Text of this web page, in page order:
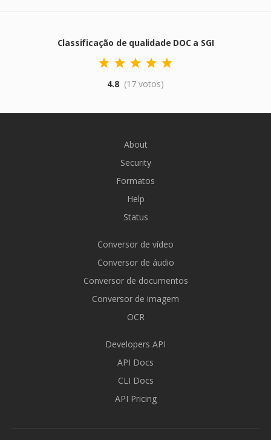
Classificação de qualidade DOC a SGI
4.8 (17 votos)
About
Security
Formatos
Help
Status
Conversor de vídeo
Conversor de áudio
Conversor de documentos
Conversor de imagem
OCR
Developers API
API Docs
CLI Docs
API Pricing